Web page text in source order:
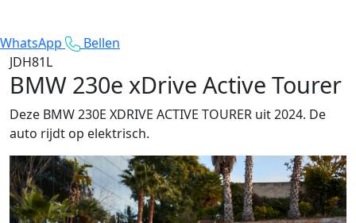
WhatsApp
Bellen
JDH81L
BMW 230e xDrive Active Tourer
Deze BMW 230E XDRIVE ACTIVE TOURER uit 2024. De
auto rijdt op elektrisch.